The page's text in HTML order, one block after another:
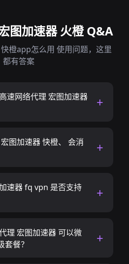
图加速器 火橙 Q&A
橙app怎么用 使用问题，这里
都有答案
速网络代理 宏图加速器
图加速器 快橙、 会消
速器 fq vpn 是否支持
理 宏图加速器 可以微
餐？